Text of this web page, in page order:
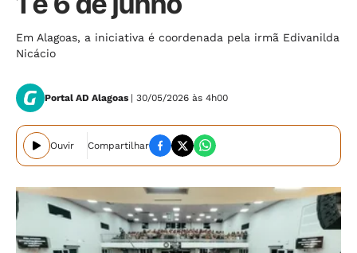
Em Alagoas, a iniciativa é coordenada pela irmã Edivanilda
Nicácio
Portal AD Alagoas | 30/05/2026 às 4h00
Ouvir Compartilhar